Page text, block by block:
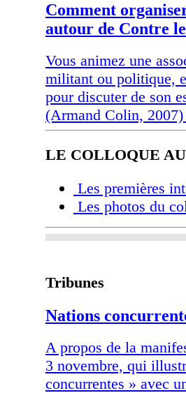
Comment
autour de Contre
Vous animez une
militant ou politique,
pour discuter de son
(Armand Colin,
LE COLLOQUE
Les premières
Les photos du
Tribunes
Nations
A propos de la
3 novembre, qui
concurrentes » avec